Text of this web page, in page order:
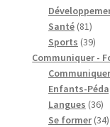
Santé 8181
Sports 3939
Communiquer -
Communiquer
Enfants-
Langues 3636
Se former 3434